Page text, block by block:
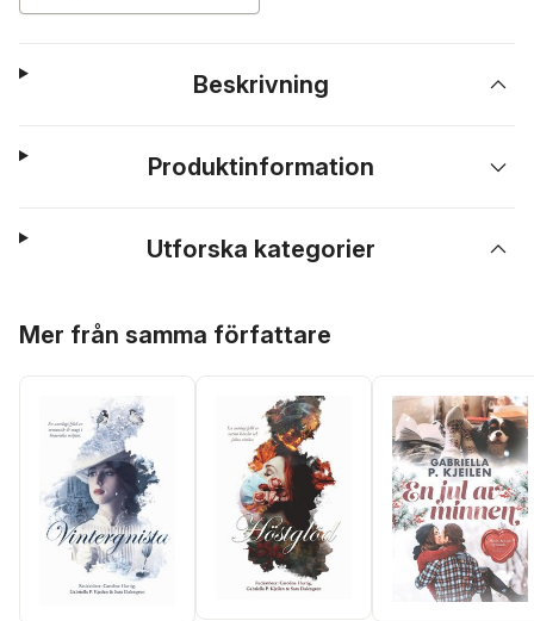
Beskrivning
Produktinformation
Utforska kategorier
Mer från samma författare